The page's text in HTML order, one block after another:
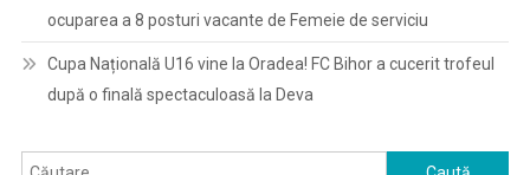
ocuparea a 8 posturi vacante de Femeie de serviciu
Cupa Națională U16 vine la Oradea! FC Bihor a cucerit trofeul
după o finală spectaculoasă la Deva
Caută